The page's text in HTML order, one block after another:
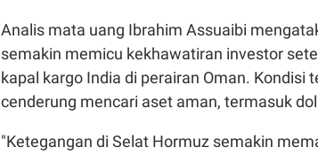
Analis mata uang Ibrahim Assuaibi
semakin memicu kekhawatiran investor
kapal kargo India di perairan Oman. Kondisi
cenderung mencari aset aman, termasuk
"Ketegangan di Selat Hormuz semakin